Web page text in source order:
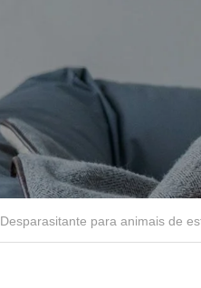
Desparasitante para animais de